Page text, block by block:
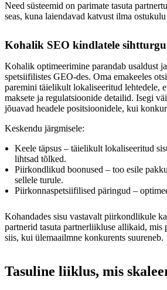
Need süsteemid on parimate tasuta
seas, kuna laiendavad katvust ilma ostukulu
Kohalik SEO kindlatele
Kohalik optimeerimine parandab usaldust
spetsiifilistes GEO-des. Oma emakeeles
paremini täielikult lokaliseeritud lehtedele,
maksete ja regulatsioonide detailid. Isegi
jõuavad headele positsioonidele, kui
Keskendu järgmisele:
Keele täpsus – täielikult lokaliseeritud
lihtsad tõlked.
Piirkondlikud boonused – too esile
sellele turule.
Piirkonnaspetsiifilised päringud –
Kohandades sisu vastavalt piirkondlikule
partnerid tasuta partnerliikluse allikaid, mis
siis, kui ülemaailmne konkurents suureneb.
Tasuline liiklus, mis